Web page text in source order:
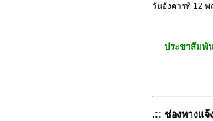
วันอังคารที่ 12 พ
ประชาสัมพั
.:: ช่องทางแจ้